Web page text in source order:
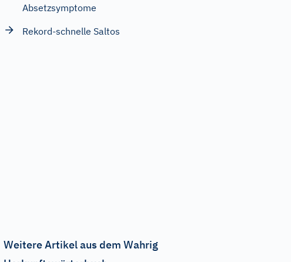
Absetzsymptome
Rekord-schnelle Saltos
Weitere Artikel aus dem Wahrig